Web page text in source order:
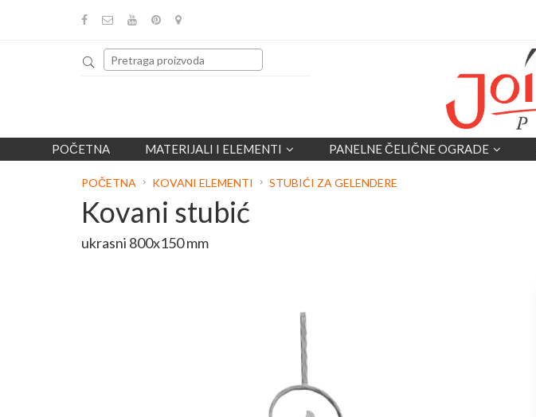
POČETNA MATERIJALI I ELEMENTI PANELNE ČELIČNE OGRADE
POČETNA KOVANI ELEMENTI STUBIĆI ZA GELENDERE
Kovani stubić
ukrasni 800x150 mm